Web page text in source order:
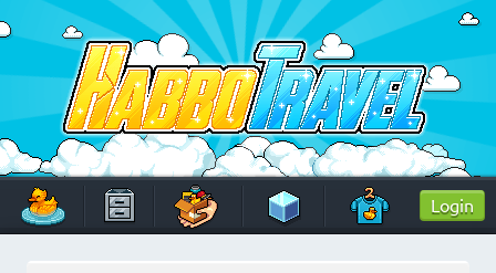
to
content
HabboTravel
Un viaggio di pixel!
Login